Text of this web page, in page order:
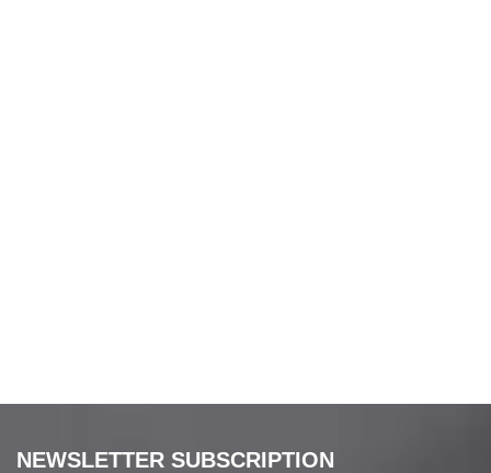
NEWSLETTER SUBSCRIPTION